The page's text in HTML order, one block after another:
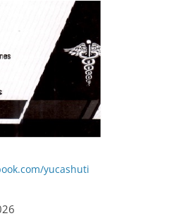
yucashuti